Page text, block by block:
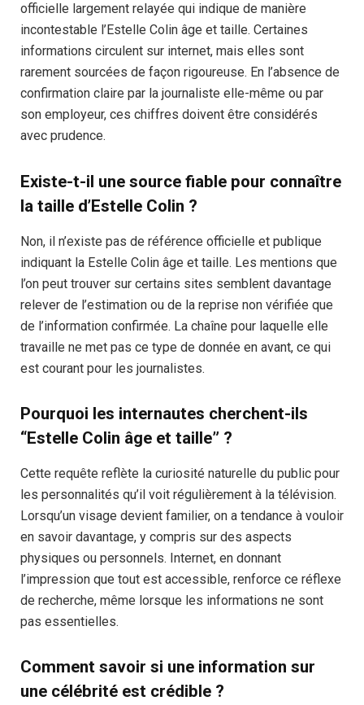
officielle largement relayée qui indique de manière
incontestable l’Estelle Colin âge et taille. Certaines
informations circulent sur internet, mais elles sont
rarement sourcées de façon rigoureuse. En l’absence de
confirmation claire par la journaliste elle-même ou par
son employeur, ces chiffres doivent être considérés
avec prudence.
Existe-t-il une source fiable pour connaître
la taille d’Estelle Colin ?
Non, il n’existe pas de référence officielle et publique
indiquant la Estelle Colin âge et taille. Les mentions que
l’on peut trouver sur certains sites semblent davantage
relever de l’estimation ou de la reprise non vérifiée que
de l’information confirmée. La chaîne pour laquelle elle
travaille ne met pas ce type de donnée en avant, ce qui
est courant pour les journalistes.
Pourquoi les internautes cherchent-ils
“Estelle Colin âge et taille” ?
Cette requête reflète la curiosité naturelle du public pour
les personnalités qu’il voit régulièrement à la télévision.
Lorsqu’un visage devient familier, on a tendance à vouloir
en savoir davantage, y compris sur des aspects
physiques ou personnels. Internet, en donnant
l’impression que tout est accessible, renforce ce réflexe
de recherche, même lorsque les informations ne sont
pas essentielles.
Comment savoir si une information sur
une célébrité est crédible ?